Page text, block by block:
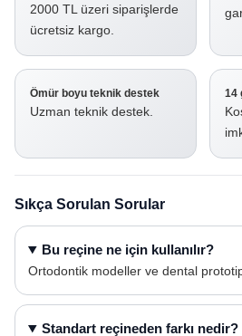
2000 TL üzeri siparişlerde
ücretsiz kargo.
Ömür boyu teknik destek
Uzman teknik destek.
14
Sıkça Sorulan Sorular
Bu reçine ne için kullanılır?
Ortodontik modeller ve dental
Standart reçineden farkı nedir?